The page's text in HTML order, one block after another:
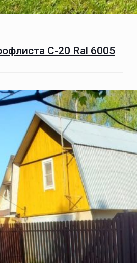
С-20 Ral 6005